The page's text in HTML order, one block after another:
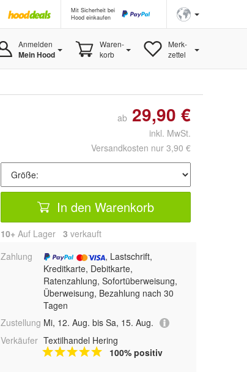
Mit Sicherheit bei
Hood einkaufen
Anmelden
Mein Hood
Waren-
korb
Merk-
zettel
ab 29,90 €
inkl. MwSt.
Versandkosten nur 3,90 €
In den Warenkorb
10+ Auf Lager 3 verkauft
Zahlung
, Lastschrift,
Kreditkarte, Debitkarte,
Ratenzahlung, Sofortüberweisung,
Überweisung, Bezahlung nach 30
Tagen
Zustellung Mi, 12. Aug. bis Sa, 15. Aug.
Verkäufer Textilhandel Hering
100% positiv